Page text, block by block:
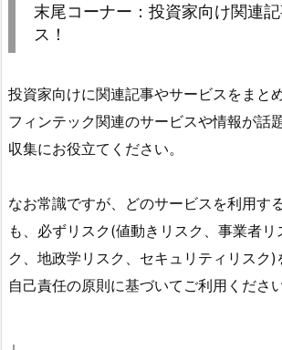
末尾コーナー：投資家向け関連
ス！
投資家向けに関連記事やサービスをまと
フィンテック関連のサービスや情報が話
収集にお役立てください。
なお常識ですが、どのサービスを利用す
も、必ずリスク(値動きリスク、事業者リ
ク、地政学リスク、セキュリティリスク)
自己責任の原則に基づいてご利用ください